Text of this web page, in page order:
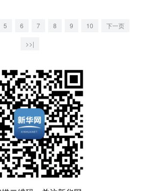
5 6 7 8 9 10 下一页
>>|